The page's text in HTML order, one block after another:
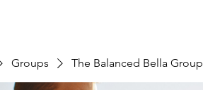
Groups The Balanced Bella Group